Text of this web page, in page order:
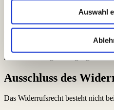
Auswahl
Für einen etwaigen Wertverlust
aufkommen,
wenn dieser auf einen zur Prüfung
nicht notwendigen Umgang mit
Ausschluss des
Das Widerrufsrecht besteht nicht